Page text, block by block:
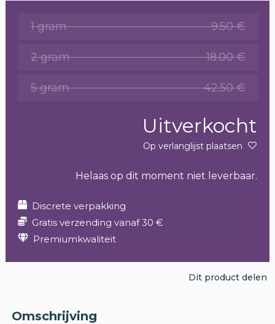
1 gram 9.50 €
2 gram 18.00 €
5 gram 42.50 €
Uitverkocht
Op verlanglijst plaatsen
Helaas op dit moment niet leverbaar.
Discrete verpakking
Gratis verzending vanaf 30 €
Premiumkwaliteit
Dit product delen
Omschrijving